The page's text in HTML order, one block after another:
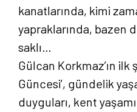
kanatlarında, kimi
yapraklarında, bazen
saklı…
Gülcan Korkmaz’ın ilk
Güncesi’, gündelik
duyguları, kent